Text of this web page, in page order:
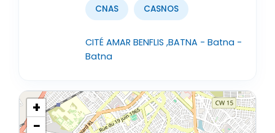
CNAS CASNOS
CITÉ AMAR BENFLIS ,BATNA - Batna -
Batna
+
−